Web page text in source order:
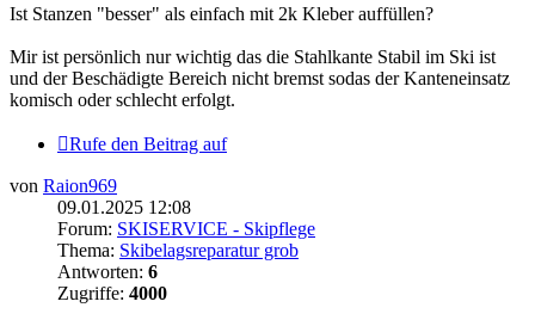
Ist Stanzen "besser" als einfach mit 2k Kleber auffüllen?
Mir ist persönlich nur wichtig das die Stahlkante Stabil im Ski ist
und der Beschädigte Bereich nicht bremst sodas der Kanteneinsatz
komisch oder schlecht erfolgt.
Rufe den Beitrag auf
von Raion969
09.01.2025 12:08
Forum: SKISERVICE - Skipflege
Thema: Skibelagsreparatur grob
Antworten: 6
Zugriffe: 4000